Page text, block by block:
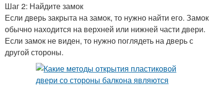
Шаг 2: Найдите замок
Если дверь закрыта на замок, то нужно найти его. Замок
обычно находится на верхней или нижней части двери.
Если замок не виден, то нужно поглядеть на дверь с
другой стороны.